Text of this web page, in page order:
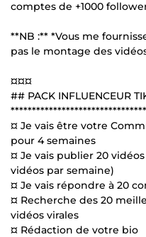
comptes de +1000
**NB :** *Vous me
pas le montage des
¤¤¤
## PACK INFLUENCEUR
********************************
¤ Je vais être votre
pour 4 semaines
¤ Je vais publier 20
vidéos par semaine)
¤ Je vais répondre à 20
¤ Recherche des 20
vidéos virales
¤ Rédaction de votre bio